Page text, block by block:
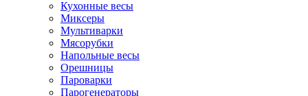
Кухонные весы
Миксеры
Мультиварки
Мясорубки
Напольные весы
Орешницы
Пароварки
Парогенераторы